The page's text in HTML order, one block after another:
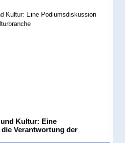
Kultur: Eine
Verantwortung der